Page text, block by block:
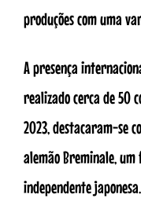
produções com uma
A presença
realizado cerca de 50
2023, destacaram-se
alemão Breminale,
independente japonesa.